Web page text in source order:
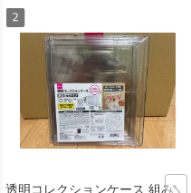
透明コレクションケース 組み立